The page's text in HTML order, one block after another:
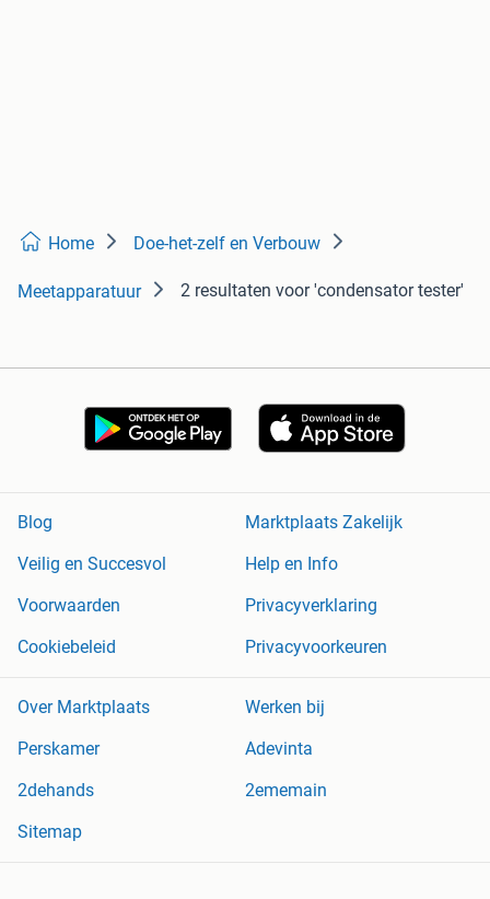
Home Doe-het-zelf en Verbouw
Meetapparatuur 2 resultaten voor 'condensator tester'
Blog
Marktplaats Zakelijk
Veilig en Succesvol
Help en Info
Voorwaarden
Privacyverklaring
Cookiebeleid
Privacyvoorkeuren
Over Marktplaats
Werken bij
Perskamer
Adevinta
2dehands
2ememain
Sitemap